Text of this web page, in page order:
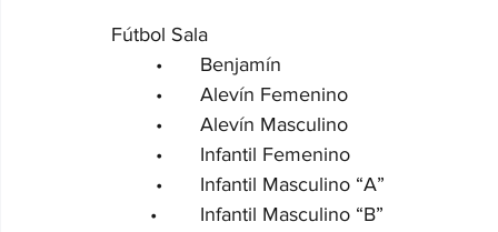
Fútbol Sala
	•	Benjamín
	•	Alevín Femenino
	•	Alevín Masculino
	•	Infantil Femenino
	•	Infantil Masculino “A”
       •	Infantil Masculino “B”